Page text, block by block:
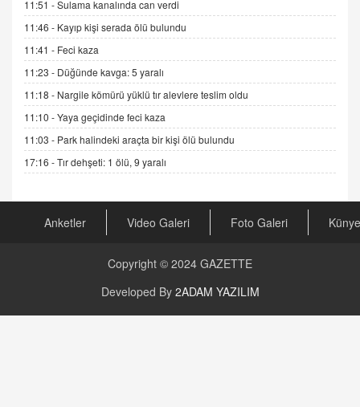
Şifacının Yolu
04.11.2025 12:56
AV. RÜMEYSA ÖZKALE
Kira Uyuşmazlıklarında Dava Açmadan Önce
Arabulucuya Başvuru Şartı
23.09.2023 16:30
CAN UĞURATEŞ
Değişen yapısıyla Suriye
Günlük Burç Yorumu | 22 Kasım 2024: Koç,
Boğa, İkizler ve Daha Fazlası!
20.11.2024 17:44
11:51 -Sulama kanalında can verdi
11:46 - Kayıp kişi serada ölü bulundu
11:41 - Feci kaza
11:23 - Düğünde kavga: 5 yaralı
11:18 - Nargile kömürü yüklü tır alevlere teslim oldu
11:10 -Yaya geçidinde feci kaza
11:03 - Park halindeki araçta bir kişi ölü bulundu
17:16 -Tır dehşeti: 1 ölü, 9 yaralı
Anketler Video Galeri Foto Galeri Künye
Copyright © 2024 GAZETTE
Developed By 2ADAM YAZILIM